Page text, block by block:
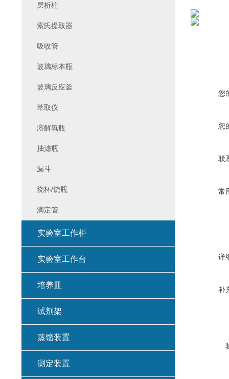
您
您
联
常
详
补
层析柱
索氏提取器
吸收管
玻璃标本瓶
玻璃反应釜
萃取仪
溶解氧瓶
抽滤瓶
漏斗
烧杯/烧瓶
滴定管
实验室工作柜
实验室工作台
培养皿
试剂架
蒸馏装置
测定装置